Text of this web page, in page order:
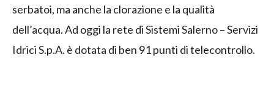
serbatoi, ma anche la clorazione e la qualità
dell’acqua. Ad oggi la rete di Sistemi Salerno – Servizi
Idrici S.p.A. è dotata di ben 91 punti di telecontrollo.